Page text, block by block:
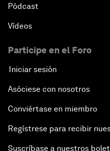
Pódcast
Vídeos
Participe en el Foro
Iniciar sesión
Asóciese con nosotros
Conviértase en miembro
Regístrese para recibir
Suscríbase a nuestros